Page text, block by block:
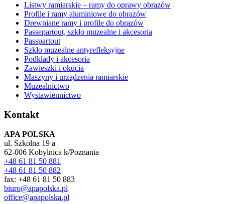
Listwy ramiarskie – ramy do oprawy obrazów
Profile i ramy aluminiowe do obrazów
Drewniane ramy i profile do obrazów
Passepartout, szkło muzealne i akcesoria
Passpartout
Szkło muzealne antyrefleksyjne
Podkłady i akcesoria
Zawieszki i okucia
Maszyny i urządzenia ramiarskie
Muzealnictwo
Wystawiennictwo
Kontakt
APA POLSKA
ul. Szkolna 19 a
62-006 Kobylnica k/Poznania
+48 61 81 50 881
+48 61 81 50 882
fax: +48 61 81 50 883
biuro@apapolska.pl
office@apapolska.pl